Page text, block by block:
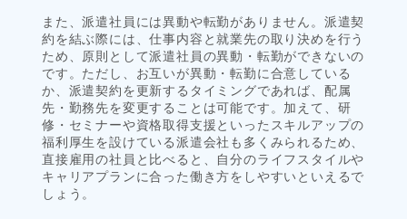
また、派遣社員には異動や転勤がありません。派遣契
約を結ぶ際には、仕事内容と就業先の取り決めを行う
ため、原則として派遣社員の異動・転勤ができないの
です。ただし、お互いが異動・転勤に合意している
か、派遣契約を更新するタイミングであれば、配属
先・勤務先を変更することは可能です。加えて、研
修・セミナーや資格取得支援といったスキルアップの
福利厚生を設けている派遣会社も多くみられるため、
直接雇用の社員と比べると、自分のライフスタイルや
キャリアプランに合った働き方をしやすいといえるで
しょう。